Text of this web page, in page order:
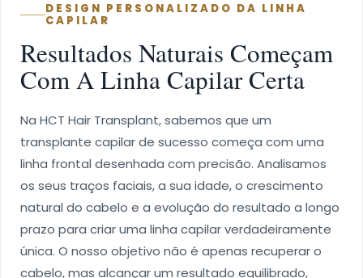
DESIGN PERSONALIZADO DA LINHA
CAPILAR
Resultados Naturais Começam
Com A Linha Capilar Certa
Na HCT Hair Transplant, sabemos que um
transplante capilar de sucesso começa com uma
linha frontal desenhada com precisão. Analisamos
os seus traços faciais, a sua idade, o crescimento
natural do cabelo e a evolução do resultado a longo
prazo para criar uma linha capilar verdadeiramente
única. O nosso objetivo não é apenas recuperar o
cabelo, mas alcançar um resultado equilibrado,